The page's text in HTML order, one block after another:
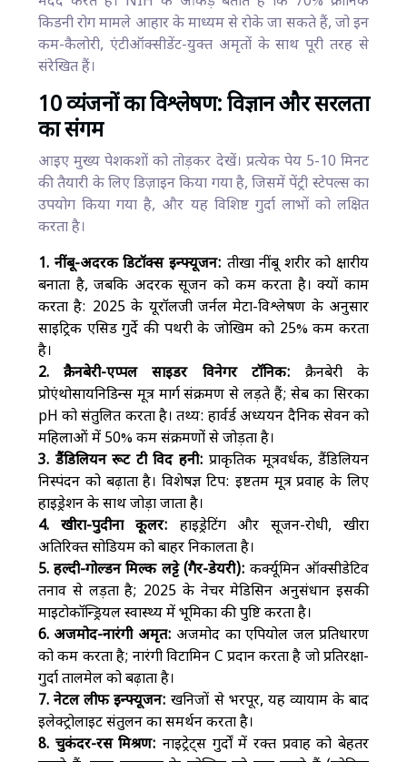
किडनी रोग मामले आहार के माध्यम से रोके जा सकते हैं, जो इन
कम-कैलोरी, एंटीऑक्सीडेंट-युक्त अमृतों के साथ पूरी तरह से
संरेखित हैं।
10 व्यंजनों का विश्लेषण: विज्ञान और सरलता
का संगम
आइए मुख्य पेशकशों को तोड़कर देखें। प्रत्येक पेय 5-10 मिनट
की तैयारी के लिए डिज़ाइन किया गया है, जिसमें पेंट्री स्टेपल्स का
उपयोग किया गया है, और यह विशिष्ट गुर्दा लाभों को लक्षित
करता है।
1. नींबू-अदरक डिटॉक्स इन्फ्यूजन: तीखा नींबू शरीर को क्षारीय
बनाता है, जबकि अदरक सूजन को कम करता है। क्यों काम
करता है: 2025 के यूरॉलजी जर्नल मेटा-विश्लेषण के अनुसार
साइट्रिक एसिड गुर्दे की पथरी के जोखिम को 25% कम करता
है।
2. क्रैनबेरी-एप्पल साइडर विनेगर टॉनिक: क्रैनबेरी के
प्रोएंथोसायनिडिन्स मूत्र मार्ग संक्रमण से लड़ते हैं; सेब का सिरका
pH को संतुलित करता है। तथ्य: हार्वर्ड अध्ययन दैनिक सेवन को
महिलाओं में 50% कम संक्रमणों से जोड़ता है।
3. डैंडिलियन रूट टी विद हनी: प्राकृतिक मूत्रवर्धक, डैंडिलियन
निस्पंदन को बढ़ाता है। विशेषज्ञ टिप: इष्टतम मूत्र प्रवाह के लिए
हाइड्रेशन के साथ जोड़ा जाता है।
4. खीरा-पुदीना कूलर: हाइड्रेटिंग और सूजन-रोधी, खीरा
अतिरिक्त सोडियम को बाहर निकालता है।
5. हल्दी-गोल्डन मिल्क लट्टे (गैर-डेयरी): कर्क्यूमिन ऑक्सीडेटिव
तनाव से लड़ता है; 2025 के नेचर मेडिसिन अनुसंधान इसकी
माइटोकॉन्ड्रियल स्वास्थ्य में भूमिका की पुष्टि करता है।
6. अजमोद-नारंगी अमृत: अजमोद का एपियोल जल प्रतिधारण
को कम करता है; नारंगी विटामिन C प्रदान करता है जो प्रतिरक्षा-
गुर्दा तालमेल को बढ़ाता है।
7. नेटल लीफ इन्फ्यूजन: खनिजों से भरपूर, यह व्यायाम के बाद
इलेक्ट्रोलाइट संतुलन का समर्थन करता है।
8. चुकंदर-रस मिश्रण: नाइट्रेट्स गुर्दों में रक्त प्रवाह को बेहतर